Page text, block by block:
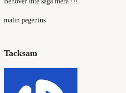
malin pegenius
Tacksam